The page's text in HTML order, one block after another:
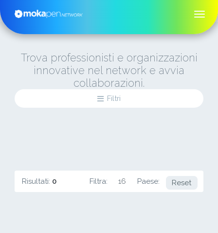
Trova professionisti e organizzazioni
innovative nel network e avvia
collaborazioni.
Filtri
Risultati: 0 Filtra: 16 Paese: KE
Reset